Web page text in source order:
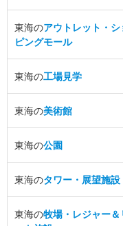
東海のアウトレット・シ
ピングモール
東海の工場見学
東海の美術館
東海の公園
東海のタワー・展望施設
東海の牧場・レジャー＆